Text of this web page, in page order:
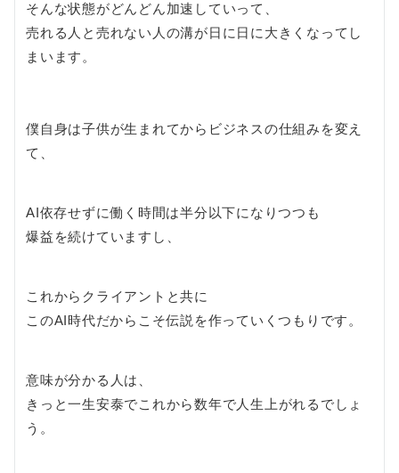
そんな状態がどんどん加速していって、
売れる人と売れない人の溝が日に日に大きくなってし
まいます。
僕自身は子供が生まれてからビジネスの仕組みを変え
て、
AI依存せずに働く時間は半分以下になりつつも
爆益を続けていますし、
これからクライアントと共に
このAI時代だからこそ伝説を作っていくつもりです。
意味が分かる人は、
きっと一生安泰でこれから数年で人生上がれるでしょ
う。